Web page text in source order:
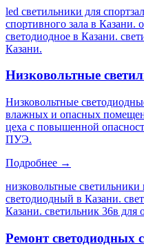
led светильники для
спортивного зала в Казани.
светодиодное в Казани.
Казани.
Низковольтные
Низковольтные
влажных и опасных
цеха с повышенной
ПУЭ.
Подробнее →
низковольтные
светодиодный в Казани.
Казани. светильник 36в
Ремонт светодиодных